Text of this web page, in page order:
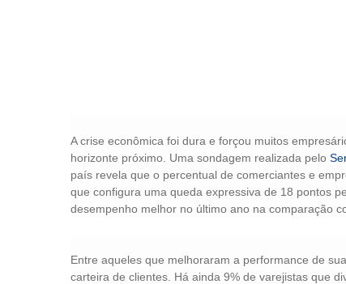
A crise econômica foi dura e forçou muitos
horizonte próximo. Uma sondagem realizada pelo
país revela que o percentual de comerciantes e
que configura uma queda expressiva de 18 pontos
desempenho melhor no último ano na comparação
Entre aqueles que melhoraram a performance de
carteira de clientes. Há ainda 9% de varejistas que